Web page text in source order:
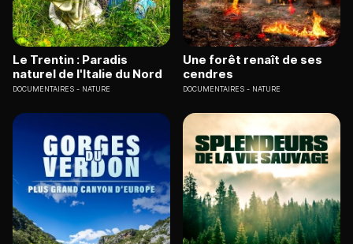
Le Trentin : Paradis
naturel de l'Italie du Nord
DOCUMENTAIRES NATURE
Une forêt renaît de ses
cendres
DOCUMENTAIRES NATURE